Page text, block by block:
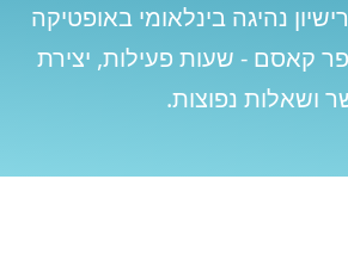
נהיגה בינלאומי באופטיקה
קאסם - שעות פעילות, יצירת
ושאלות נפוצות.